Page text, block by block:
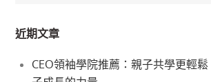
近期文章
CEO領袖學院推薦：親子共學更輕